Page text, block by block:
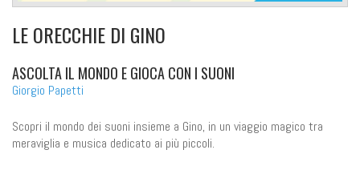
LE ORECCHIE DI GINO
ASCOLTA IL MONDO E GIOCA CON I SUONI
Giorgio Papetti
Scopri il mondo dei suoni insieme a Gino, in un viaggio magico tra
meraviglia e musica dedicato ai più piccoli.